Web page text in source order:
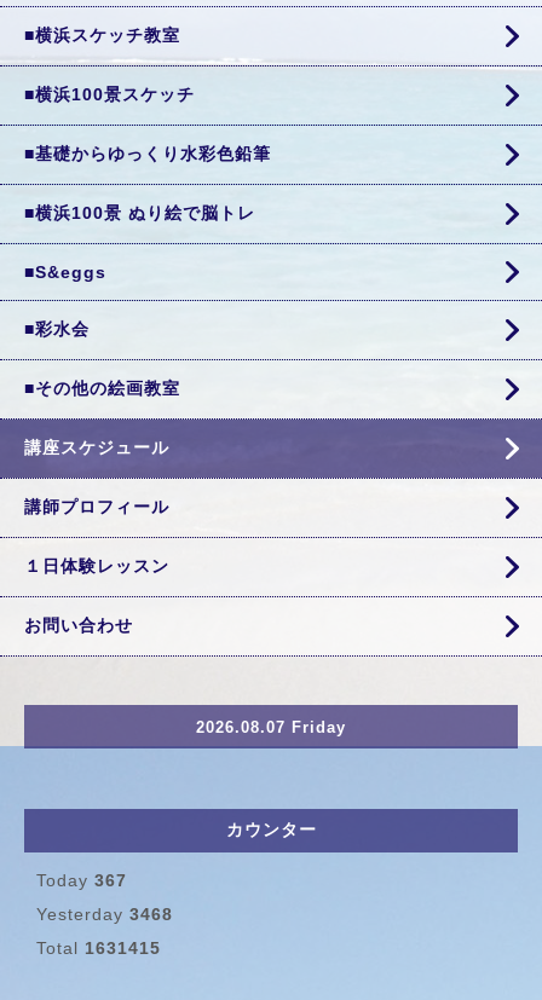
■横浜スケッチ教室
■横浜100景スケッチ
■基礎からゆっくり水彩色鉛筆
■横浜100景 ぬり絵で脳トレ
■S&eggs
■彩水会
■その他の絵画教室
講座スケジュール
講師プロフィール
１日体験レッスン
お問い合わせ
2026.08.07 Friday
カウンター
Today 367
Yesterday 3468
Total 1631415